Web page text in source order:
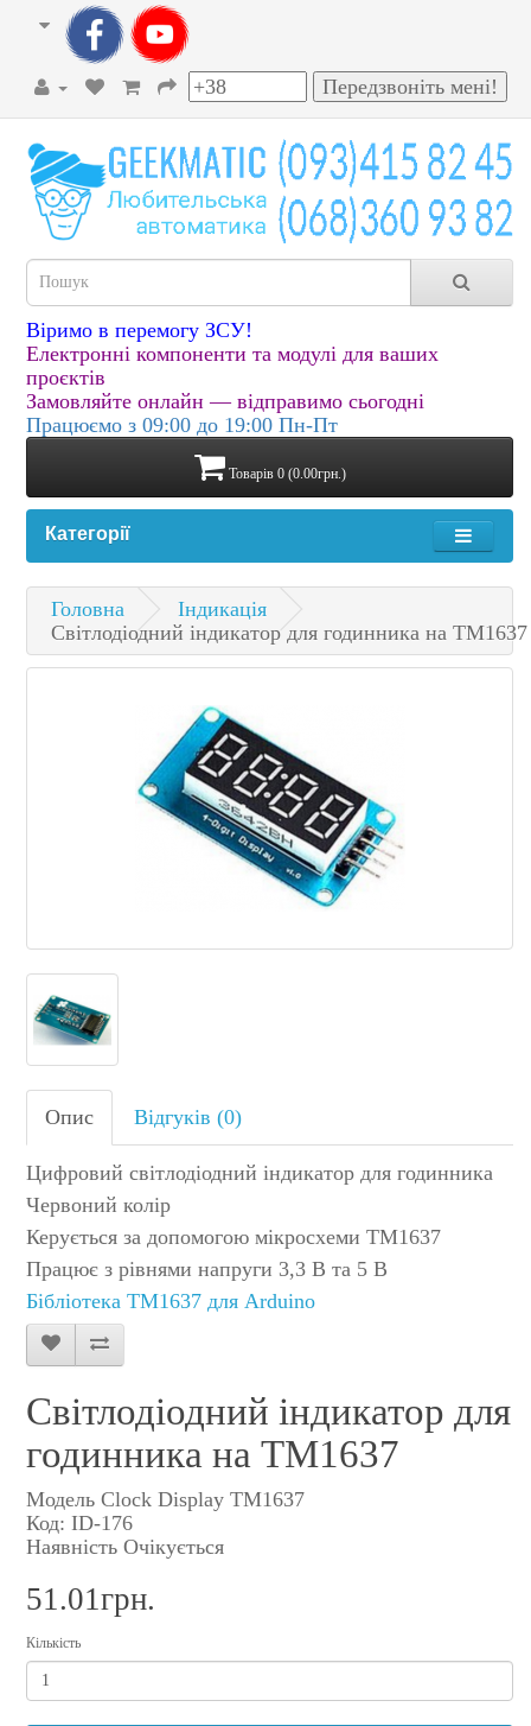
Віримо в перемогу ЗСУ!
Електронні компоненти та модулі для ваших
проєктів
Замовляйте онлайн — відправимо сьогодні
Працюємо з 09:00 до 19:00 Пн-Пт
Товарів 0 (0.00грн.)
Категорії
Головна
Індикація
Світлодіодний індикатор для годинника на TM1637
Опис Відгуків (0)
Цифровий світлодіодний індикатор для годинника
Червоний колір
Керується за допомогою мікросхеми TM1637
Працює з рівнями напруги 3,3 В та 5 В
Бібліотека TM1637 для Arduino
Світлодіодний індикатор для
годинника на TM1637
Модель Clock Display TM1637
Код: ID-176
Наявність Очікується
51.01грн.
Кількість